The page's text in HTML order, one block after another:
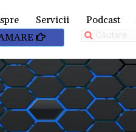
Servicii Podcast